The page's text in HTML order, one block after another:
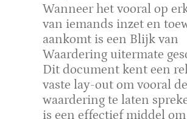
Wanneer het vooral op
van iemands inzet en
aankomt is een Blijk van
Waardering uitermate
Dit document kent een
vaste lay-out om vooral de
waardering te laten
is een effectief middel om